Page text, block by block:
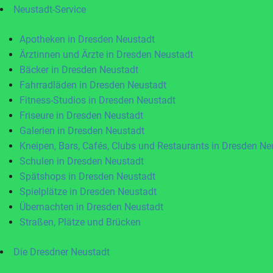
Neustadt-Service
Apotheken in Dresden Neustadt
Ärztinnen und Ärzte in Dresden Neustadt
Bäcker in Dresden Neustadt
Fahrradläden in Dresden Neustadt
Fitness-Studios in Dresden Neustadt
Friseure in Dresden Neustadt
Galerien in Dresden Neustadt
Kneipen, Bars, Cafés, Clubs und Restaurants in Dresden
Schulen in Dresden Neustadt
Spätshops in Dresden Neustadt
Spielplätze in Dresden Neustadt
Übernachten in Dresden Neustadt
Straßen, Plätze und Brücken
Die Dresdner Neustadt